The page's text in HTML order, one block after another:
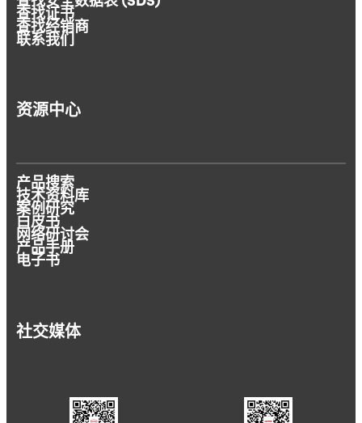
查找证书
查找经销商
联系我们
资源中心
产品搜索
技术资料库
案例研究
白皮书
网络研讨会
产品手册
电子书
社交媒体